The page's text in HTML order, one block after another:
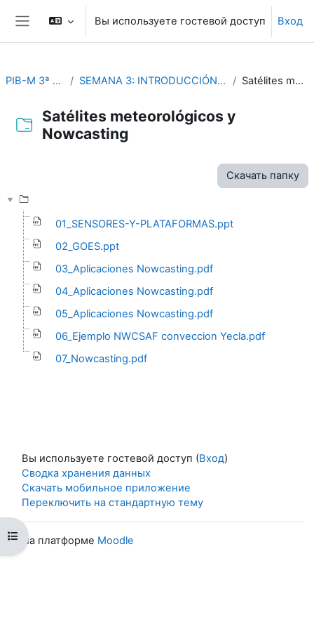
Перейти к основному содержанию
Боковая панель
Вы используете гостевой доступ Вход
Открыть оглавление курса
PIB-M 3ª Edición (fase práctica) SEMANA 3: INTRODUCCIÓN PRÁCTICA A LA TELEDETECCIÓN Y AL NOWCASTING Satélites meteorológicos y Nowcasting
Satélites meteorológicos y
Nowcasting
Скачать папку
01_SENSORES-Y-PLATAFORMAS.ppt
02_GOES.ppt
03_Aplicaciones Nowcasting.pdf
04_Aplicaciones Nowcasting.pdf
05_Aplicaciones Nowcasting.pdf
06_Ejemplo NWCSAF conveccion Yecla.pdf
07_Nowcasting.pdf
Вы используете гостевой доступ (Вход)
Сводка хранения данных
Скачать мобильное приложение
Переключить на стандартную тему
На платформе Moodle